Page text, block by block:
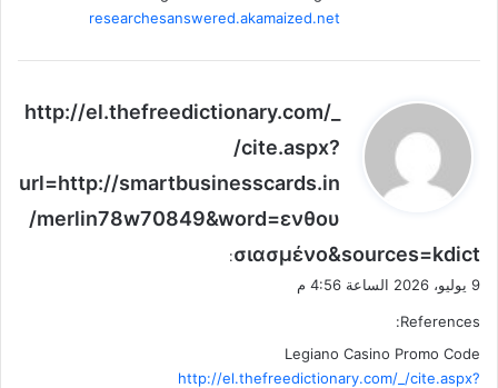
researchesanswered.akamaized.net
و
ل
http://el.thefreedictionary.com/_
/cite.aspx?
url=http://smartbusinesscards.in
/merlin78w70849&word=ενθου
σιασμένo&sources=kdict
:
9 يوليو، 2026 الساعة 4:56 م
References:
Legiano Casino Promo Code
http://el.thefreedictionary.com/_/cite.aspx?